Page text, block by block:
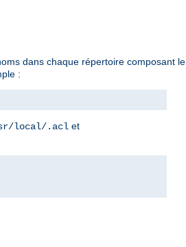
dans chaque répertoire composant le
:
local/.acl et